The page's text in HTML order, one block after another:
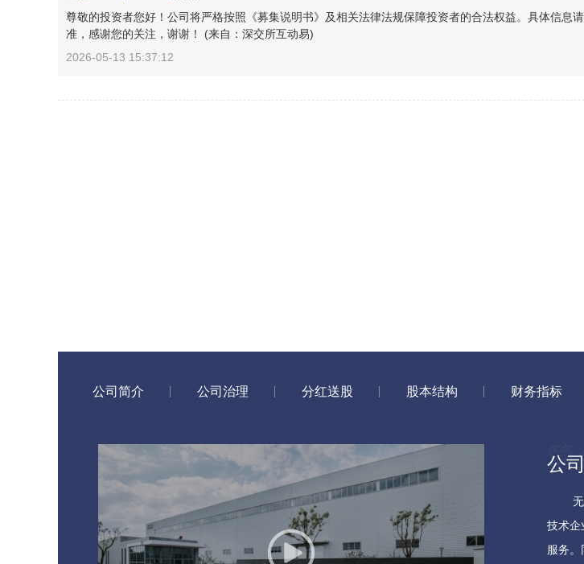
尊敬的投资者您好！公司将严格按照《募集说明书》及相关法律法规保障投资者的合法权益。具体信息
准，感谢您的关注，谢谢！ (来自：深交所互动易)
2026-05-13 15:37:12
公司简介 公司治理 分红送股 股本结构 财务指标
公
无锡
技术企
服务。